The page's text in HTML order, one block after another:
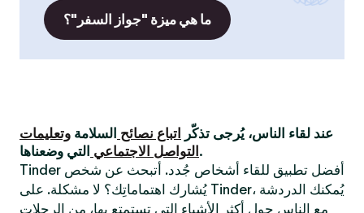
ما هي ميزة "جواز السفر"؟
عند لقاء الناس، يُرجى تذكّر اتباع نصائح السلامة وتعليمات
التواصل الاجتماعي التي وضعناها.
Tinder أفضل تطبيق للقاء أشخاص جُدد. أتبحث عن شخص
يُشارك اهتماماتِك؟ لا مشكلة. على Tinder، يُمكنك الدردشة
مع الناس حول أكثر الأشياء التي تستمتع بها، من الرحلات